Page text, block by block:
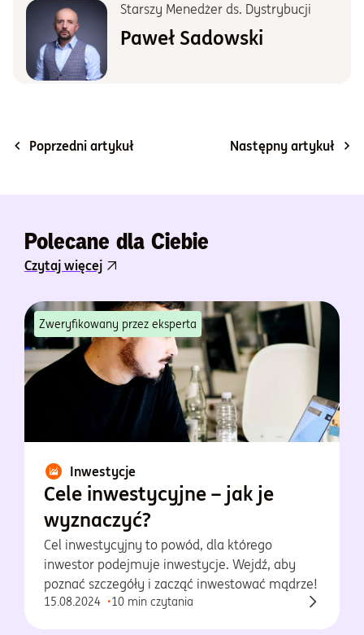
Starszy Menedżer ds. Dystrybucji
Paweł Sadowski
Poprzedni artykuł Następny artykuł
Polecane dla Ciebie
Czytaj więcej
Zweryfikowany przez eksperta
Inwestycje
Cele inwestycyjne – jak je
wyznaczyć?
Cel inwestycyjny to powód, dla którego
inwestor podejmuje inwestycje. Wejdź, aby
poznać szczegóły i zacząć inwestować mądrze!
15.08.2024 10 min czytania